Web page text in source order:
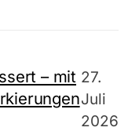
– mit 27.
Juli
2026